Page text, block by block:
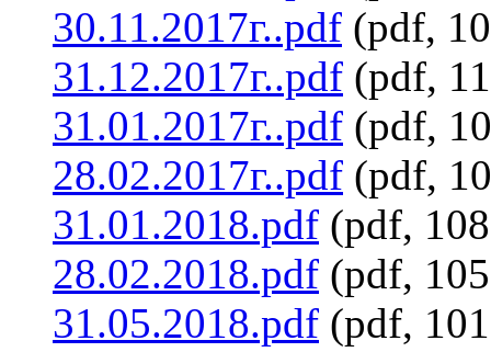
30.11.2017г..pdf (pdf,
31.12.2017г..pdf (pdf,
31.01.2017г..pdf (pdf,
28.02.2017г..pdf (pdf,
31.01.2018.pdf (pdf,
28.02.2018.pdf (pdf,
31.05.2018.pdf (pdf,